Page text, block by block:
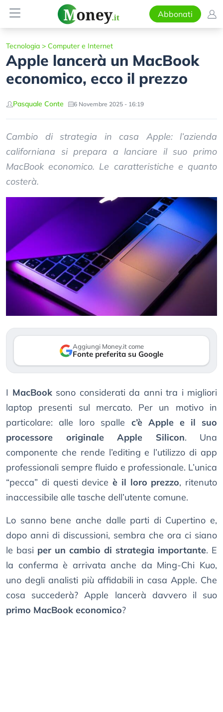
Abbonati
Tecnologia > Computer e Internet
Apple lancerà un MacBook
economico, ecco il prezzo
Pasquale Conte 6 Novembre 2025 - 16:19
Cambio di strategia in casa Apple: l’azienda
californiana si prepara a lanciare il suo primo
MacBook economico. Le caratteristiche e quanto
costerà.
Aggiungi Money.it come
Fonte preferita su Google
I MacBooksono considerati da anni tra i migliori
laptop presenti sul mercato. Per un motivo in
particolare: alle loro spalle c’è Apple e il suo
processore originale Apple Silicon. Una
componente che rende l’editing e l’utilizzo di app
professionali sempre fluido e professionale. L’unica
“pecca” di questi device è il loro prezzo, ritenuto
inaccessibile alle tasche dell’utente comune.
Lo sanno bene anche dalle parti di Cupertino e,
dopo anni di discussioni, sembra che ora ci siano
le basi per un cambio di strategia importante. E
la conferma è arrivata anche da Ming-Chi Kuo,
uno degli analisti più affidabili in casa Apple. Che
cosa succederà? Apple lancerà davvero il suo
primo MacBook economico?